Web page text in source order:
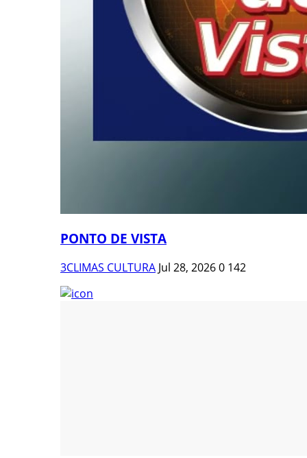
PONTO DE VISTA
3CLIMAS CULTURA Jul 28, 20260 142